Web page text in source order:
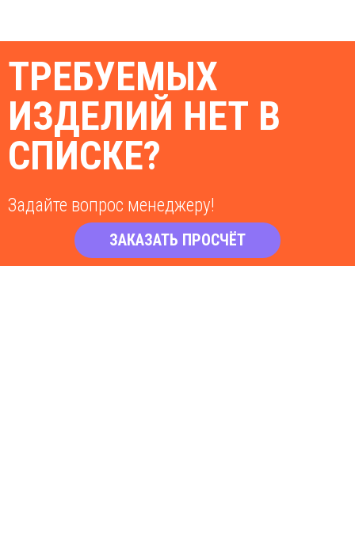
ТРЕБУЕМЫХ
ИЗДЕЛИЙ НЕТ В
СПИСКЕ?
Задайте вопрос менеджеру!
ЗАКАЗАТЬ ПРОСЧЁТ